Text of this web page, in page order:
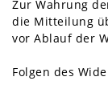
Zur Wahrung
die Mitteilung
vor Ablauf der
Folgen des